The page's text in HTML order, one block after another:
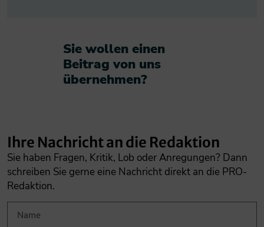
Sie wollen einen
Beitrag von uns
übernehmen?​
Ihre Nachricht an die Redaktion
Sie haben Fragen, Kritik, Lob oder Anregungen? Dann
schreiben Sie gerne eine Nachricht direkt an die PRO-
Redaktion.